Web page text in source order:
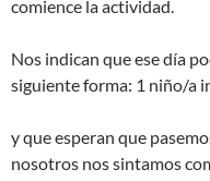
comience la actividad.
Nos indican que ese día
siguiente forma: 1 niño/a
y que esperan que
nosotros nos sintamos